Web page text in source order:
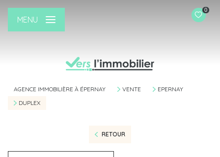
0
MENU
AGENCE IMMOBILIÈRE À ÉPERNAY VENTE
EPERNAY
DUPLEX
RETOUR